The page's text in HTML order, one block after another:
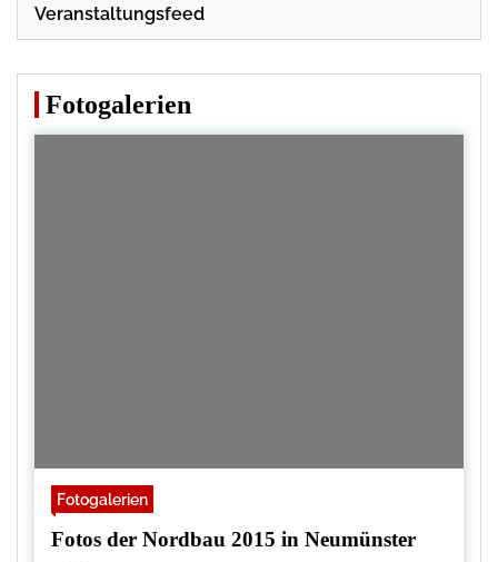
Veranstaltungsfeed
Fotogalerien
Fotogalerien
Fotos der Nordbau 2015 in Neumünster